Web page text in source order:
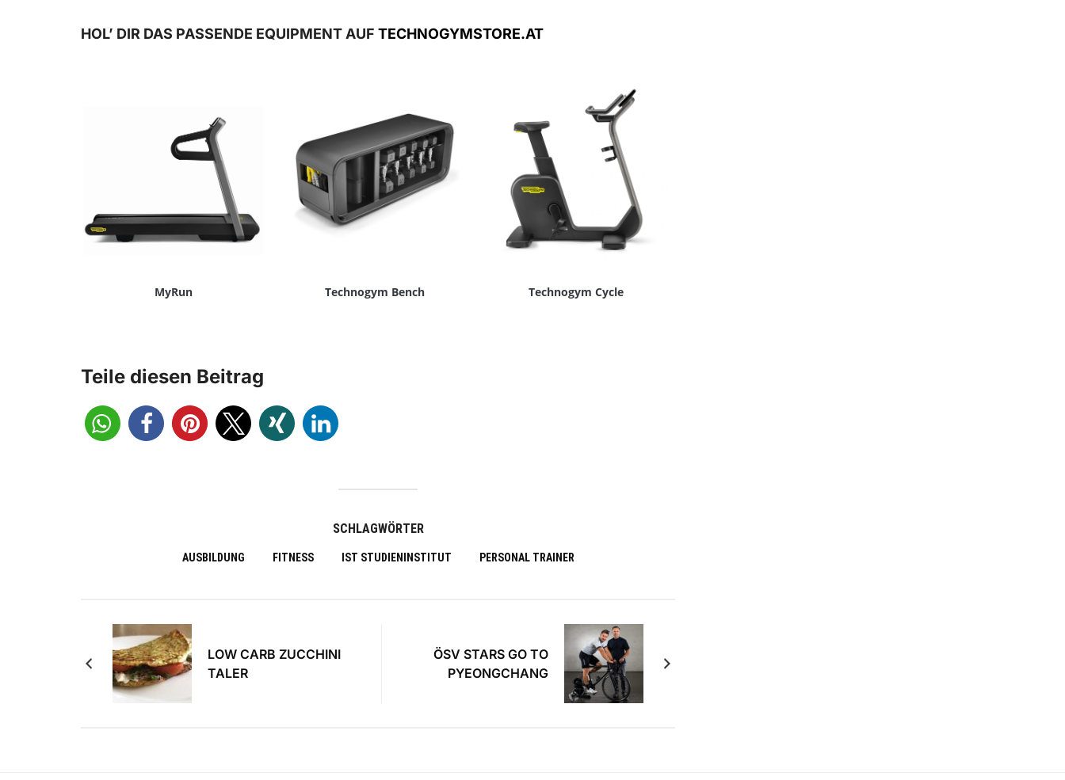
HOL’ DIR DAS PASSENDE EQUIPMENT AUF TECHNOGYMSTORE.AT
MyRun Technogym Bench Technogym Cycle
Teile diesen Beitrag
SCHLAGWÖRTER
AUSBILDUNG FITNESS IST STUDIENINSTITUT PERSONAL TRAINER
LOW CARB ZUCCHINI
TALER
ÖSV STARS GO TO
PYEONGCHANG